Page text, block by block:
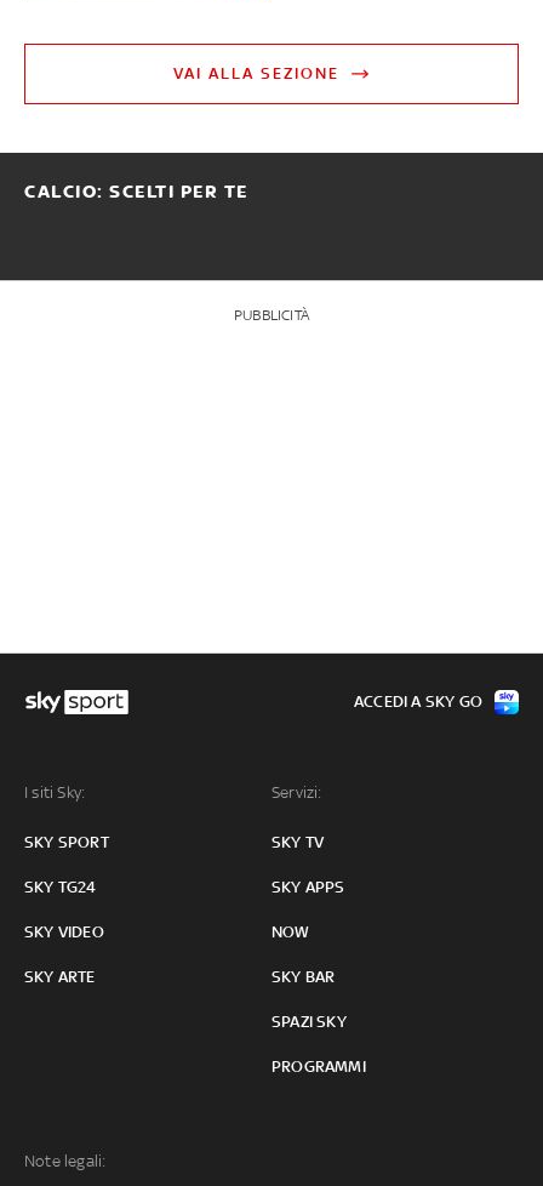
VAI ALLA SEZIONE
CALCIO: SCELTI PER TE
PUBBLICITÀ
I siti Sky:
SKY SPORT
SKY TG24
SKY VIDEO
SKY ARTE
Servizi:
SKY TV
SKY APPS
NOW
SKY BAR
SPAZI SKY
PROGRAMMI
Note legali:
ACCEDI A SKY GO